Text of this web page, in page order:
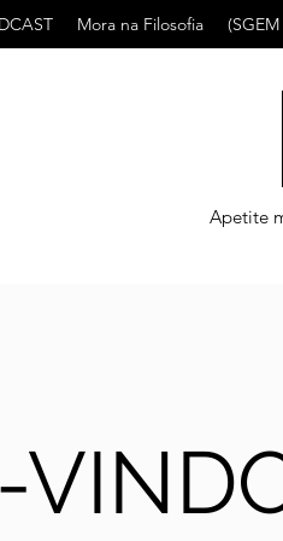
Mora na Filosofia
Apetite